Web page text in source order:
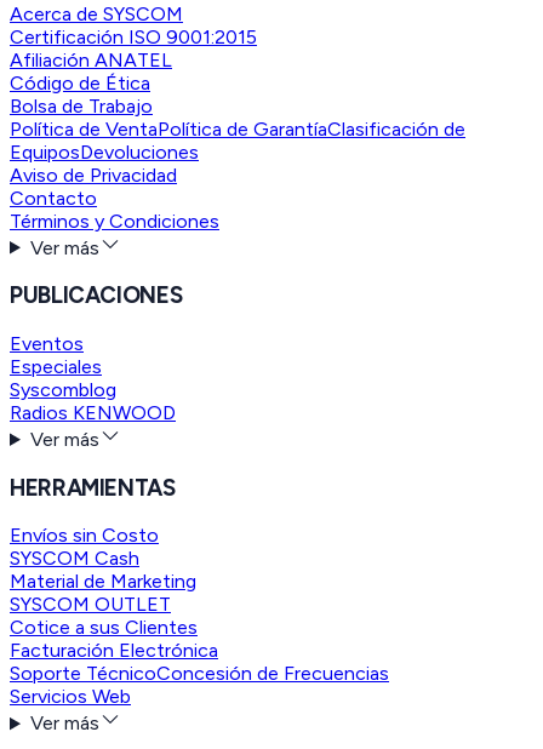
Acerca de SYSCOM
Certificación ISO 9001:2015
Afiliación ANATEL
Código de Ética
Bolsa de Trabajo
Política de VentaPolítica de GarantíaClasificación de
EquiposDevoluciones
Aviso de Privacidad
Contacto
Términos y Condiciones
Ver más
PUBLICACIONES
Eventos
Especiales
Syscomblog
Radios KENWOOD
Ver más
HERRAMIENTAS
Envíos sin Costo
SYSCOM Cash
Material de Marketing
SYSCOM OUTLET
Cotice a sus Clientes
Facturación Electrónica
Soporte TécnicoConcesión de Frecuencias
Servicios Web
Ver más